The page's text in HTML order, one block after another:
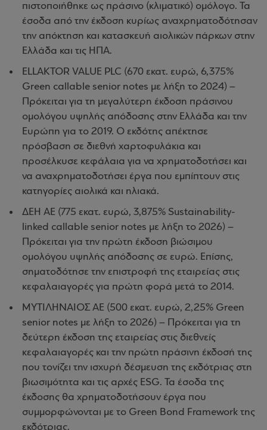
πιστοποιήθηκε ως πράσινο (κλιματικό) ομόλογο. Τα
έσοδα από την έκδοση κυρίως αναχρηματοδότησαν
την απόκτηση και κατασκευή αιολικών πάρκων στην
Ελλάδα και τις ΗΠΑ.
ELLAKTOR VALUE PLC (670 εκατ. ευρώ, 6,375%
Green callable senior notes με λήξη το 2024) –
Πρόκειται για τη μεγαλύτερη έκδοση πράσινου
ομολόγου υψηλής απόδοσης στην Ελλάδα και την
Ευρώπη για το 2019. Ο εκδότης απέκτησε
πρόσβαση σε διεθνή χαρτοφυλάκια και
προσέλκυσε κεφάλαια για να χρηματοδοτήσει και
να αναχρηματοδοτήσει έργα που εμπίπτουν στις
κατηγορίες αιολικά και ηλιακά.
ΔΕΗ ΑΕ (775 εκατ. ευρώ, 3,875% Sustainability-
linked callable senior notes με λήξη το 2026) –
Πρόκειται για την πρώτη έκδοση βιώσιμου
ομολόγου υψηλής απόδοσης σε ευρώ. Επίσης,
σηματοδότησε την επιστροφή της εταιρείας στις
κεφαλαιαγορές για πρώτη φορά μετά το 2014.
ΜΥΤΙΛΗΝΑΙΟΣ ΑΕ (500 εκατ. ευρώ, 2,25% Green
senior notes με λήξη το 2026) – Πρόκειται για τη
δεύτερη έκδοση της εταιρείας στις διεθνείς
κεφαλαιαγορές και την πρώτη πράσινη έκδοσή της
που τονίζει την ισχυρή δέσμευση της εκδότριας στη
βιωσιμότητα και τις αρχές ESG. Τα έσοδα της
έκδοσης θα χρηματοδοτήσουν έργα που
συμμορφώνονται με το Green Bond Framework της
εκδότριας.